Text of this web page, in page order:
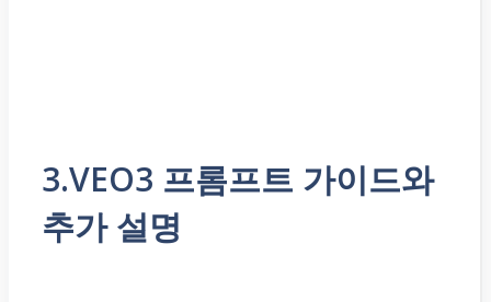
3.VEO3 프롬프트 가이드와
추가 설명